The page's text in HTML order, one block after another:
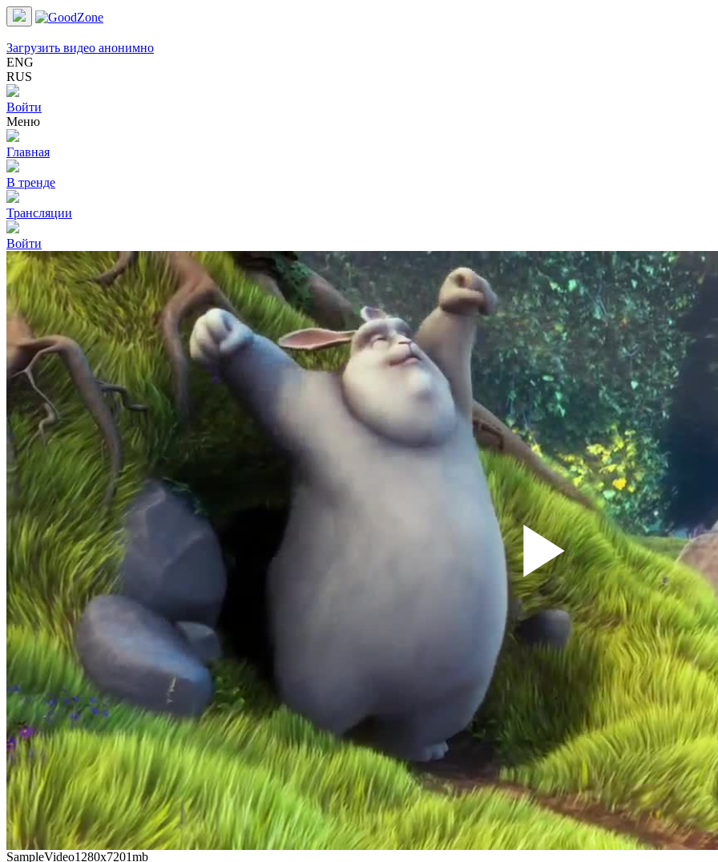
Загрузить видео анонимно
ENG
RUS
Войти
Меню
Главная
В тренде
Трансляции
Войти
Play
SampleVideo1280x7201mb